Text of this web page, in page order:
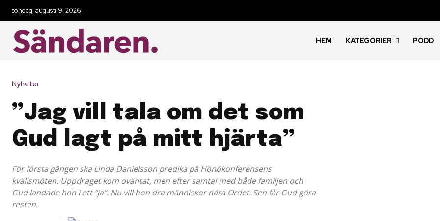
söndag, augusti 9, 2026
HEM KATEGORIER PODD
Nyheter
”Jag vill tala om det som
Gud lagt på mitt hjärta”
För första gången ska Linda Danielsson predika på Hönökonferensens
kvällsmöten. Uppdraget kom oväntat, men efter samtal med både familjen och
Gud landade hon i ett “ja”. Nu vill hon dra människor nära Ordet. Sen får Gud göra
resten.